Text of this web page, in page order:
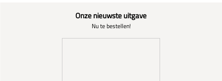
Onze nieuwste uitgave
Nu te bestellen!